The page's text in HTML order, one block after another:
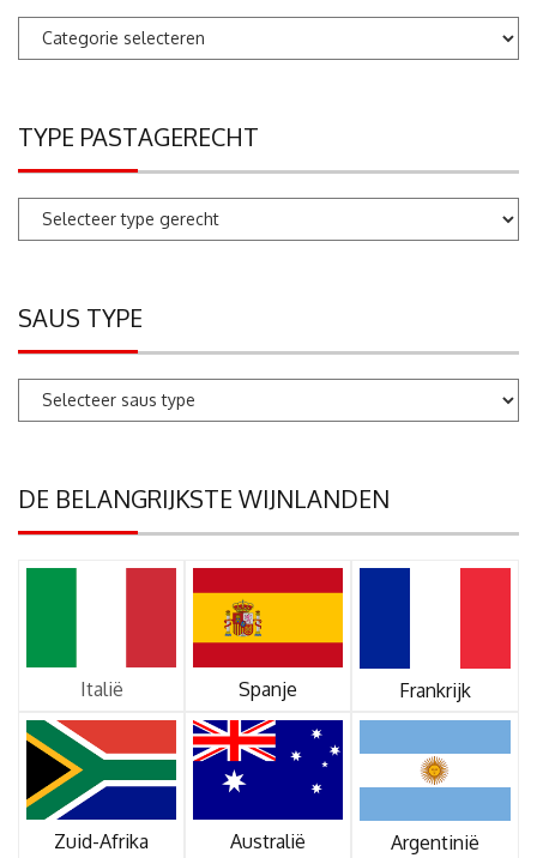
Pastarecepten
zoeken
TYPE PASTAGERECHT
SAUS TYPE
DE BELANGRIJKSTE WIJNLANDEN
Italië Spanje Frankrijk
Zuid-Afrika Australië Argentinië